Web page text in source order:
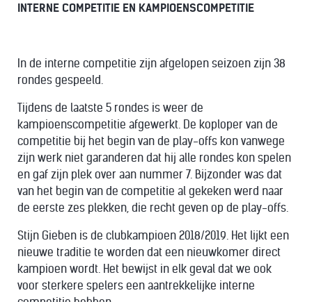
INTERNE COMPETITIE EN KAMPIOENSCOMPETITIE
In de interne competitie zijn afgelopen seizoen zijn 38
rondes gespeeld.
Tijdens de laatste 5 rondes is weer de
kampioenscompetitie afgewerkt. De koploper van de
competitie bij het begin van de play-offs kon vanwege
zijn werk niet garanderen dat hij alle rondes kon spelen
en gaf zijn plek over aan nummer 7. Bijzonder was dat
van het begin van de competitie al gekeken werd naar
de eerste zes plekken, die recht geven op de play-offs.
Stijn Gieben is de clubkampioen 2018/2019. Het lijkt een
nieuwe traditie te worden dat een nieuwkomer direct
kampioen wordt. Het bewijst in elk geval dat we ook
voor sterkere spelers een aantrekkelijke interne